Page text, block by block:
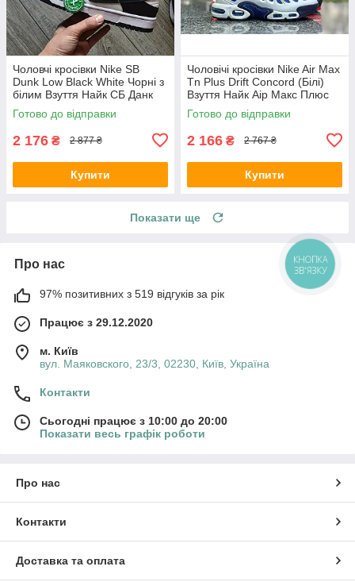
Чоловчі кросівки Nike SB
Dunk Low Black White Чорні з
білим Взуття Найк СБ Данк
Лоу текстиль шкіра демісезон
Готово до відправки
2 176 ₴ 2 877 ₴
Купити
Чоловічі кросівки Nike Air Max
Tn Plus Drift Concord (Білі)
Взуття Найк Аір Макс Плюс
текстиль шкіра демісезон
Готово до відправки
2 166 ₴ 2 767 ₴
Купити
Показати ще
Про нас
97% позитивних з 519 відгуків за рік
Працює з 29.12.2020
м. Київ
вул. Маяковского, 23/3, 02230, Київ, Україна
Контакти
Сьогодні працює з 10:00 до 20:00
Показати весь графік роботи
Про нас
Контакти
Доставка та оплата
КНОПКА
ЗВ'ЯЗКУ